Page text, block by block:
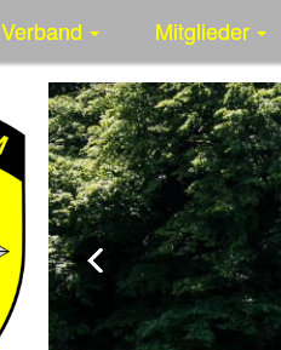
Verband Mitglieder